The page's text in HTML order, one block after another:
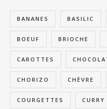
BANANES BASILIC
BOEUF BRIOCHE
CAROTTES
CHORIZO CHÈVRE
COURGETTES CURRY